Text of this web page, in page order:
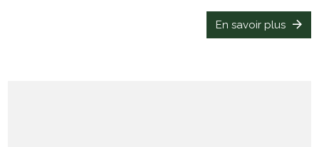
En savoir plus